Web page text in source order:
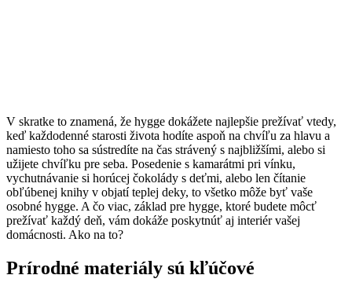
V skratke to znamená, že hygge dokážete najlepšie prežívať vtedy,
keď každodenné starosti života hodíte aspoň na chvíľu za hlavu a
namiesto toho sa sústredíte na čas strávený s najbližšími, alebo si
užijete chvíľku pre seba. Posedenie s kamarátmi pri vínku,
vychutnávanie si horúcej čokolády s deťmi, alebo len čítanie
obľúbenej knihy v objatí teplej deky, to všetko môže byť vaše
osobné hygge. A čo viac, základ pre hygge, ktoré budete môcť
prežívať každý deň, vám dokáže poskytnúť aj interiér vašej
domácnosti. Ako na to?
Prírodné materiály sú kľúčové